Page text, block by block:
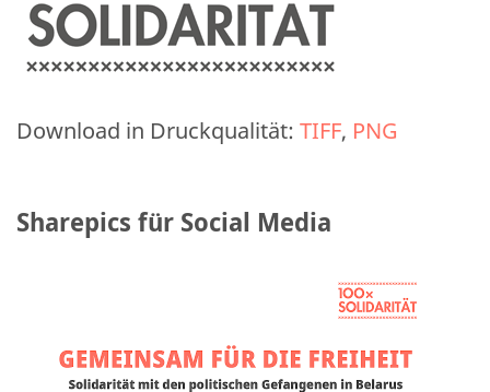
Download in Druckqualität: TIFF, PNG
Sharepics für Social Media